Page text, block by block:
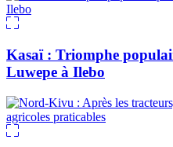
Kasaï : Triomphe
Luwepe à Ilebo